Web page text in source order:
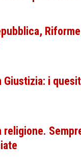
Giustizia: i
religione.